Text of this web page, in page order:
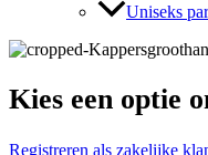
Uniseks
Kies een optie
Registreren als zakelijke